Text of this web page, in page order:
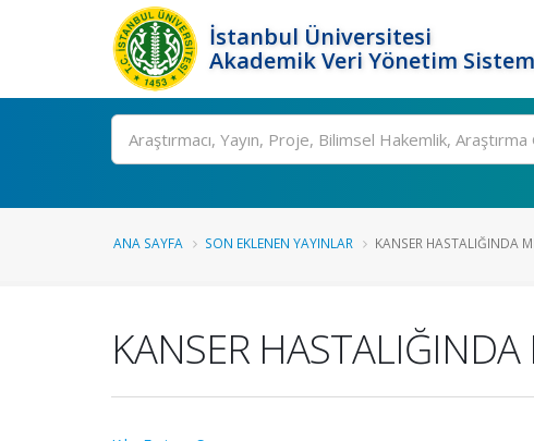
İstanbul Üniversitesi
Akademik Veri Yönetim
Ara
ANA SAYFA SON EKLENEN YAYINLAR KANSER HASTALIĞINDA
KANSER